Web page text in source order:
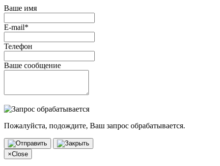
Ваше имя
E-mail*
Телефон
Ваше сообщение
Пожалуйста, подождите, Ваш запрос обрабатывается.
×Close